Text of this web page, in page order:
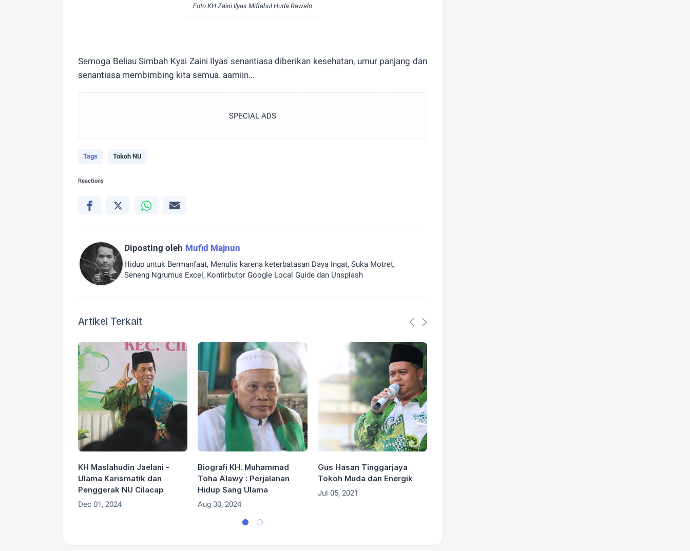
Foto KH Zaini Ilyas Miftahul Huda Rawalo
Semoga Beliau Simbah Kyai Zaini Ilyas senantiasa diberikan kesehatan, umur panjang dan
senantiasa membimbing kita semua. aamiin...
SPECIAL ADS
Tags Tokoh NU
Reactions
Diposting oleh Mufid Majnun
Hidup untuk Bermanfaat, Menulis karena keterbatasan Daya Ingat, Suka Motret,
Seneng Ngrumus Excel, Kontirbutor Google Local Guide dan Unsplash
Artikel Terkait
KH Maslahudin Jaelani -
Ulama Karismatik dan
Penggerak NU Cilacap
Dec 01, 2024
Biografi KH. Muhammad
Toha Alawy : Perjalanan
Hidup Sang Ulama
Aug 30, 2024
Gus Hasan Tinggarjaya
Tokoh Muda dan Energik
Jul 05, 2021